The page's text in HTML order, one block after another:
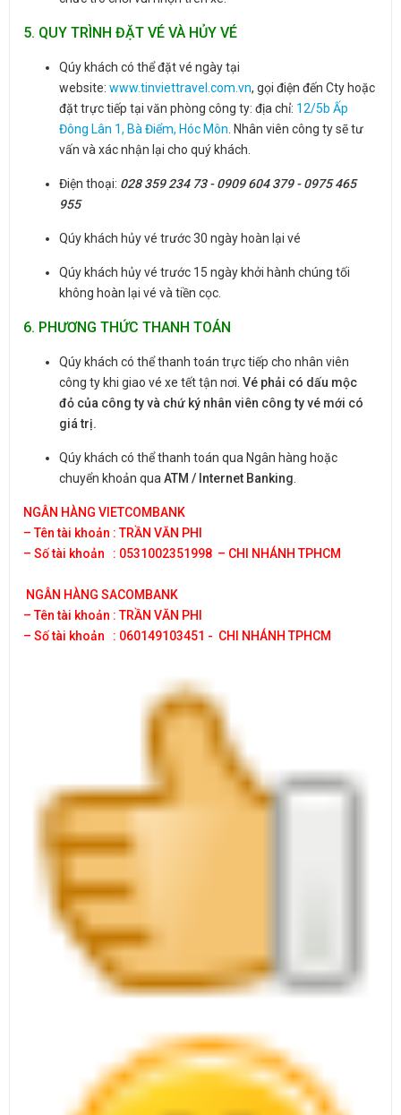
5. QUY TRÌNH ĐẶT VÉ VÀ HỦY VÉ
Qúy khách có thể đặt vé ngày tại
website: www.tinviettravel.com.vn, gọi điện đến Cty hoặc
đặt trực tiếp tại văn phòng công ty: địa chỉ: 12/5b Ấp
Đông Lân 1, Bà Điểm, Hóc Môn. Nhân viên công ty sẽ tư
vấn và xác nhận lại cho quý khách.
Điện thoại: 028 359 234 73 - 0909 604 379 - 0975 465
955
Qúy khách hủy vé trước 30 ngày hoàn lại vé
Qúy khách hủy vé trước 15 ngày khởi hành chúng tối
không hoàn lại vé và tiền cọc.
6. PHƯƠNG THỨC THANH TOÁN
Qúy khách có thể thanh toán trực tiếp cho nhân viên
công ty khi giao vé xe tết tận nơi. Vé phải có dấu mộc
đỏ của công ty và chứ ký nhân viên công ty vé mới có
giá trị.
Qúy khách có thể thanh toán qua Ngân hàng hoặc
chuyển khoản quaATM / Internet Banking.
NGÂN HÀNG VIETCOMBANK
– Tên tài khoản : TRẦN VĂN PHI
– Số tài khoản : 0531002351998 – CHI NHÁNH TPHCM
NGÂN HÀNG SACOMBANK
– Tên tài khoản : TRẦN VĂN PHI
– Số tài khoản : 060149103451 - CHI NHÁNH TPHCM